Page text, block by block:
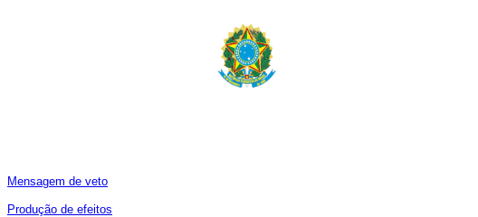
Mensagem de veto
Produção de efeitos